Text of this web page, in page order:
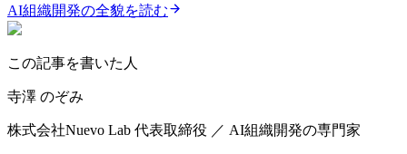
AI組織開発の全貌を読む
この記事を書いた人
寺澤 のぞみ
株式会社Nuevo Lab 代表取締役 ／ AI組織開発の専門家